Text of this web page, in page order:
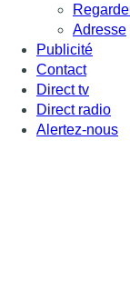
Adresse
Publicité
Contact
Direct tv
Direct radio
Alertez-nous